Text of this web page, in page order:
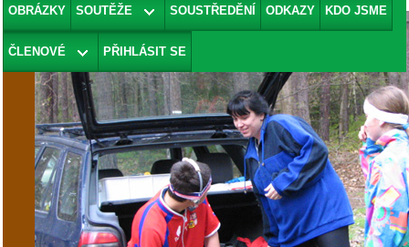
OBRÁZKY SOUTĚŽE SOUSTŘEDĚNÍ ODKAZY KDO JSME
ČLENOVÉ PŘIHLÁSIT SE